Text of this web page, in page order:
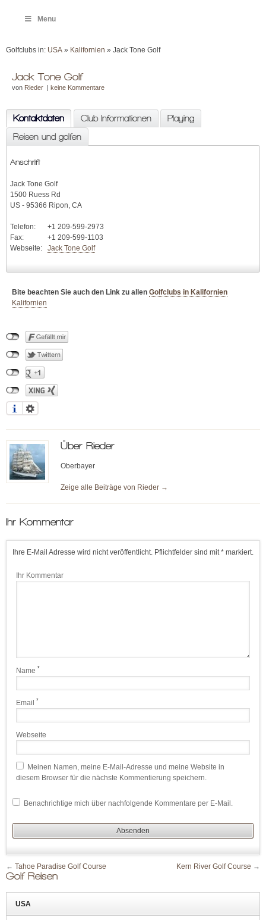
Menu
Golfclubs in: USA » Kalifornien » Jack Tone Golf
Jack Tone Golf
von Rieder | keine Kommentare
Kontaktdaten Club Informationen
Playing
Reisen und golfen
Anschrift
Jack Tone Golf
1500 Ruess Rd
US - 95366 Ripon, CA
Telefon:
+1 209-599-2973
Fax:
+1 209-599-1103
Webseite:
Jack Tone Golf
Bite beachten Sie auch den Link zu allen Golfclubs in Kalifornien
Kalifornien
Über Rieder
Oberbayer
Zeige alle Beiträge von Rieder →
Ihr Kommentar
Ihre E-Mail Adresse wird nicht veröffentlicht. Pflichtfelder sind mit * markiert.
Ihr Kommentar
Name *
Email *
Webseite
Meinen Namen, meine E-Mail-Adresse und meine Website in
diesem Browser für die nächste Kommentierung speichern.
Benachrichtige mich über nachfolgende Kommentare per E-Mail.
← Tahoe Paradise Golf Course Kern River Golf Course →
Golf Reisen
USA